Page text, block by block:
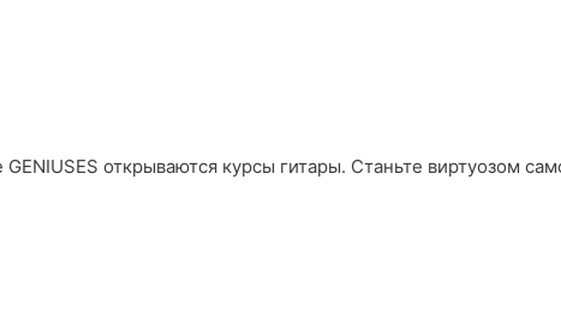
открываются курсы гитары. Станьте виртуозом